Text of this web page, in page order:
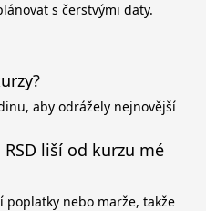
s čerstvými daty.
aby odrážely nejnovější
liší od kurzu mé
poplatky nebo marže, takže